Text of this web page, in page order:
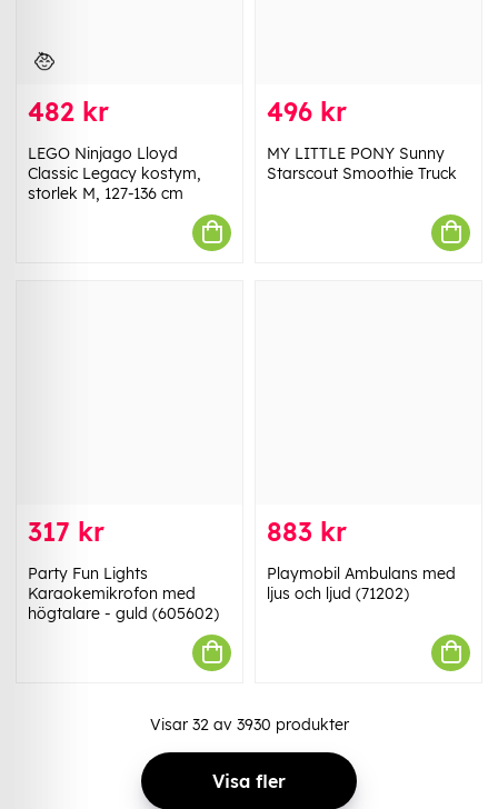
482 kr
LEGO Ninjago Lloyd
Classic Legacy kostym,
storlek M, 127-136 cm
496 kr
MY LITTLE PONY Sunny
Starscout Smoothie Truck
317 kr
Party Fun Lights
Karaokemikrofon med
högtalare - guld (605602)
883 kr
Playmobil Ambulans med
ljus och ljud (71202)
Visar 32av 3930 produkter
Visa fler